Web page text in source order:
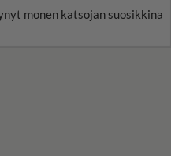
monen katsojan suosikkina